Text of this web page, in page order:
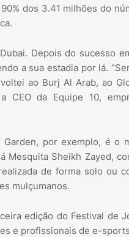
dos 3.41 milhões do
Depois do sucesso
a sua estadia por lá.
ao Burj Al Arab, ao
CEO da Equipe 10,
por exemplo, é o
Mesquita Sheikh Zayed,
de forma solo ou
mulçumanos.
edição do Festival de
e profissionais de e-